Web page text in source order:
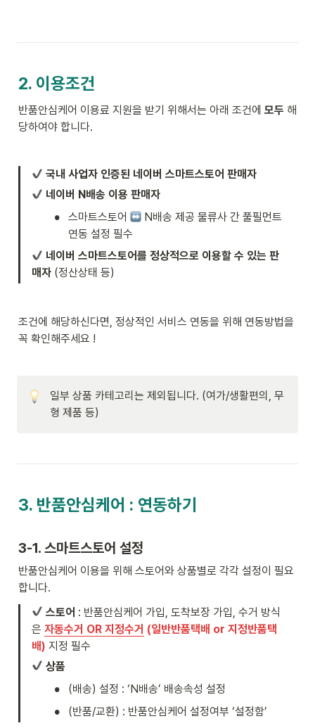
2. 이용조건
반품안심케어 이용료 지원을 받기 위해서는 아래 조건에 모두 해
당하여야 합니다.
국내 사업자 인증된 네이버 스마트스토어 판매자
네이버 N배송 이용 판매자
• 스마트스토어
N배송 제공 물류사 간 풀필먼트
연동 설정 필수
네이버 스마트스토어를 정상적으로 이용할 수 있는 판
매자 (정산상태 등)
조건에 해당하신다면, 정상적인 서비스 연동을 위해 연동방법을
꼭 확인해주세요 !
일부 상품 카테고리는 제외됩니다. (여가/생활편의, 무
형 제품 등)
3. 반품안심케어 : 연동하기
3-1. 스마트스토어 설정
반품안심케어 이용을 위해 스토어와 상품별로 각각 설정이 필요
합니다.
스토어 : 반품안심케어 가입, 도착보장 가입, 수거 방식
은 자동수거 OR 지정수거 (일반반품택배 or 지정반품택
배) 지정 필수
상품
• (배송) 설정 : ‘N배송’ 배송속성 설정
• (반품/교환) : 반품안심케어 설정여부 ‘설정함’